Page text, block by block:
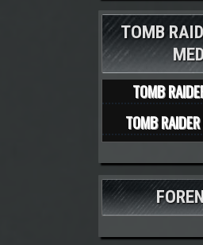
TOMB
TOMB
TOMB